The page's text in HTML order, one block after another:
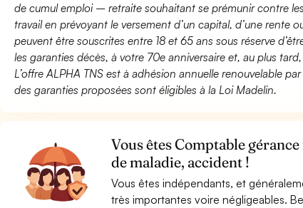
de cumul emploi – retraite souhaitant se prémunir contre
travail en prévoyant le versement d’un capital, d’une rente
peuvent être souscrites entre 18 et 65 ans sous réserve
les garanties décès, à votre 70e anniversaire et, au plus
L’offre ALPHA TNS est à adhésion annuelle renouvelable
des garanties proposées sont éligibles à la Loi Madelin.
Vous êtes Comptable
de maladie, accident !
Vous êtes indépendants, et
très importantes voire négligeables.